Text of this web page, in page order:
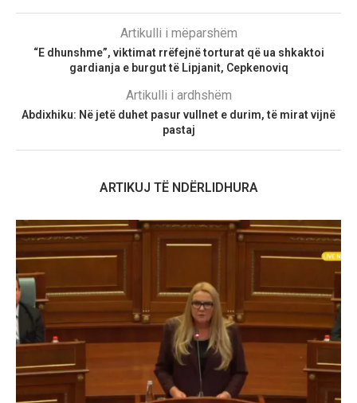
Artikulli i mëparshëm
“E dhunshme”, viktimat rrëfejnë torturat që ua shkaktoi
gardianja e burgut të Lipjanit, Cepkenoviq
Artikulli i ardhshëm
Abdixhiku: Në jetë duhet pasur vullnet e durim, të mirat vijnë
pastaj
ARTIKUJ TË NDËRLIDHURA